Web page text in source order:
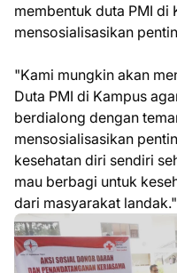
membentuk duta PMI di
mensosialisasikan
"Kami mungkin akan
Duta PMI di Kampus
berdialong dengan
mensosialisasikan
kesehatan diri sendiri
mau berbagi untuk
dari masyarakat landak."